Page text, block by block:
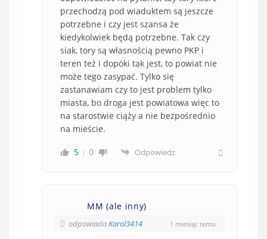
przechodzą pod wiaduktem są jeszcze
potrzebne i czy jest szansa że
kiedykolwiek będą potrzebne. Tak czy
siak, tory są własnością pewno PKP i
teren też i dopóki tak jest, to powiat nie
może tego zasypać. Tylko się
zastanawiam czy to jest problem tylko
miasta, bo droga jest powiatowa więc to
na starostwie ciąży a nie bezpośrednio
na mieście.
5 0 Odpowiedz
MM (ale inny)
odpowiadaKarol3414 1 miesiąc temu